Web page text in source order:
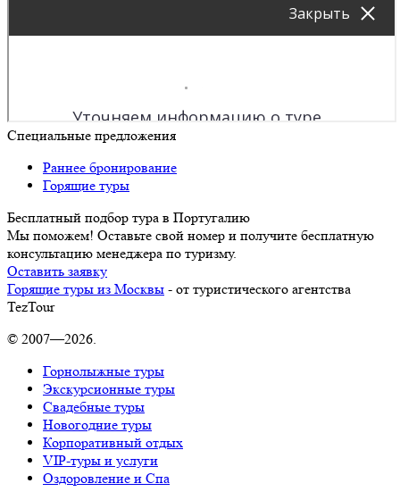
Специальные предложения
Раннее бронирование
Горящие туры
Бесплатный подбор тура в Португалию
Мы поможем! Оставьте свой номер и получите бесплатную
консультацию менеджера по туризму.
Оставить заявку
Горящие туры из Москвы - от туристического агентства
TezTour
© 2007—2026.
Горнолыжные туры
Экскурсионные туры
Свадебные туры
Новогодние туры
Корпоративный отдых
VIP-туры и услуги
Оздоровление и Спа